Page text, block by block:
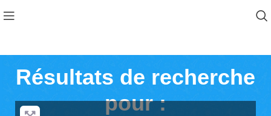
Résultats de recherche
pour :